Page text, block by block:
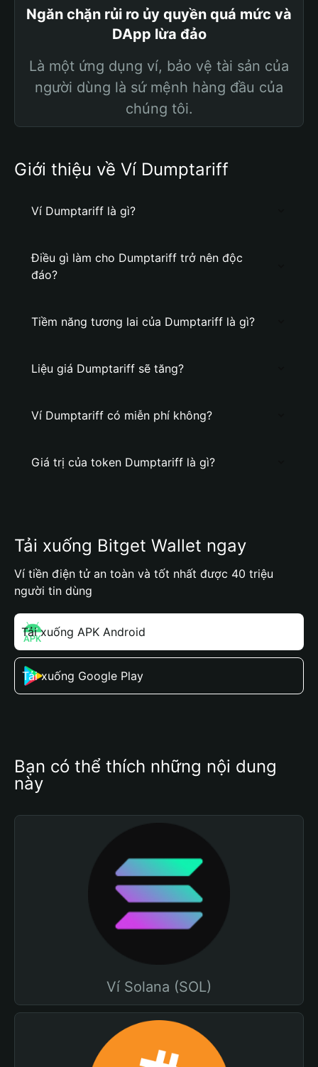
Ngăn chặn rủi ro ủy quyền quá mức và
DApp lừa đảo
Là một ứng dụng ví, bảo vệ tài sản của
người dùng là sứ mệnh hàng đầu của
chúng tôi.
Giới thiệu về Ví Dumptariff
Ví Dumptariff là gì?
Điều gì làm cho Dumptariff trở nên độc
đáo?
Tiềm năng tương lai của Dumptariff là gì?
Liệu giá Dumptariff sẽ tăng?
Ví Dumptariff có miễn phí không?
Giá trị của token Dumptariff là gì?
Tải xuống Bitget Wallet ngay
Ví tiền điện tử an toàn và tốt nhất được 40 triệu
người tin dùng
Tải xuống APK Android
Tải xuống Google Play
Bạn có thể thích những nội dung
này
Ví Solana (SOL)